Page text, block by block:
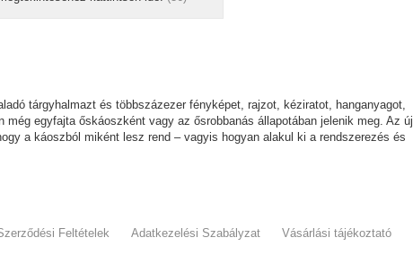
tárgyhalmazt és többszázezer fényképet, rajzot, kéziratot, hanganyagot,
egyfajta őskáoszként vagy az ősrobbanás állapotában jelenik meg. Az új
a káoszból miként lesz rend – vagyis hogyan alakul ki a rendszerezés és
Feltételek Adatkezelési Szabályzat Vásárlási tájékoztató